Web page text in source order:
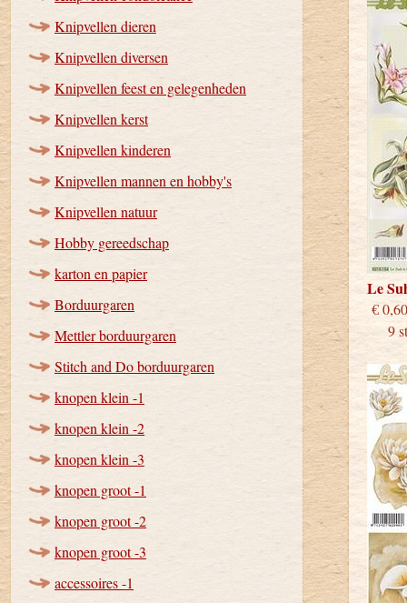
Knipvellen dieren
Knipvellen diversen
Knipvellen feest en gelegenheden
Knipvellen kerst
Knipvellen kinderen
Knipvellen mannen en hobby's
Knipvellen natuur
Hobby gereedschap
karton en papier
Borduurgaren
Mettler borduurgaren
Stitch and Do borduurgaren
knopen klein -1
knopen klein -2
knopen klein -3
knopen groot -1
knopen groot -2
knopen groot -3
accessoires -1
Le
9